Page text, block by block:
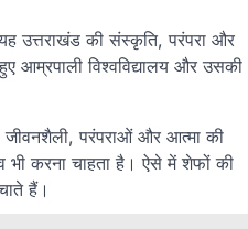
उत्तराखंड की संस्कृति, परंपरा और
आम्रपाली विश्वविद्यालय और उसकी
जीवनशैली, परंपराओं और आत्मा की
करना चाहता है। ऐसे में शेफों की
हैं।